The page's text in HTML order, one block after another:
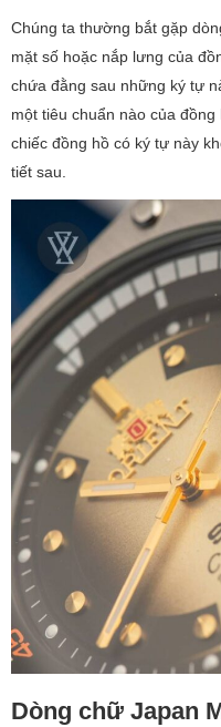
Chúng ta thường bắt gặp
mặt số hoặc nắp lưng của
chứa đằng sau những ký tự
một tiêu chuẩn nào của
chiếc đồng hồ có ký tự này
tiết sau.
Dòng chữ Japan